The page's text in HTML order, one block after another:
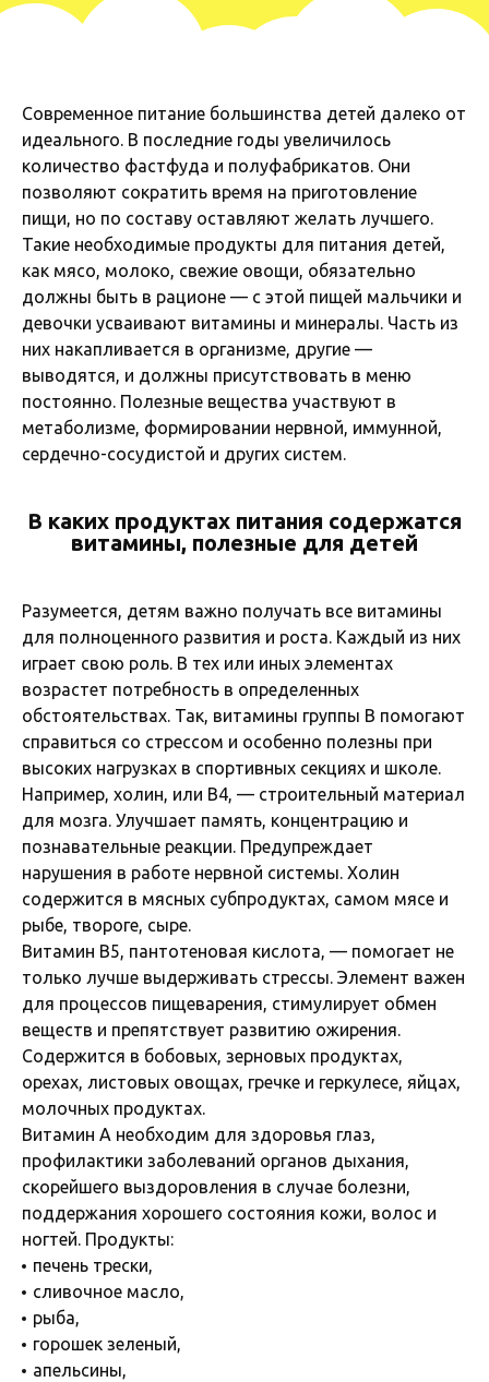
Современное питание большинства детей далеко от
идеального. В последние годы увеличилось
количество фастфуда и полуфабрикатов. Они
позволяют сократить время на приготовление
пищи, но по составу оставляют желать лучшего.
Такие необходимые продукты для питания детей,
как мясо, молоко, свежие овощи, обязательно
должны быть в рационе — с этой пищей мальчики и
девочки усваивают витамины и минералы. Часть из
них накапливается в организме, другие —
выводятся, и должны присутствовать в меню
постоянно. Полезные вещества участвуют в
метаболизме, формировании нервной, иммунной,
сердечно-сосудистой и других систем.
В каких продуктах питания содержатся
витамины, полезные для детей
Разумеется, детям важно получать все витамины
для полноценного развития и роста. Каждый из них
играет свою роль. В тех или иных элементах
возрастет потребность в определенных
обстоятельствах. Так, витамины группы B помогают
справиться со стрессом и особенно полезны при
высоких нагрузках в спортивных секциях и школе.
Например, холин, или B4, — строительный материал
для мозга. Улучшает память, концентрацию и
познавательные реакции. Предупреждает
нарушения в работе нервной системы. Холин
содержится в мясных субпродуктах, самом мясе и
рыбе, твороге, сыре.
Витамин B5, пантотеновая кислота, — помогает не
только лучше выдерживать стрессы. Элемент важен
для процессов пищеварения, стимулирует обмен
веществ и препятствует развитию ожирения.
Содержится в бобовых, зерновых продуктах,
орехах, листовых овощах, гречке и геркулесе, яйцах,
молочных продуктах.
Витамин A необходим для здоровья глаз,
профилактики заболеваний органов дыхания,
скорейшего выздоровления в случае болезни,
поддержания хорошего состояния кожи, волос и
ногтей. Продукты:
печень трески,
сливочное масло,
рыба,
горошек зеленый,
апельсины,